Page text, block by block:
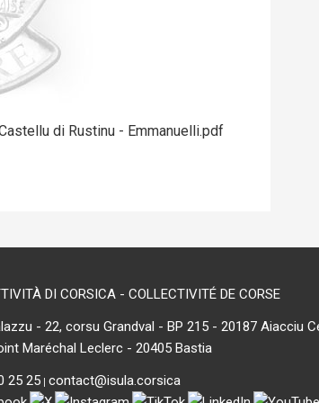
di Rustinu - Emmanuelli.pdf
DI CORSICA - COLLECTIVITÉ DE CORSE
- 22, corsu Grandval - BP 215 - 20187 Aiacciu
Maréchal Leclerc - 20405 Bastia
25 25 | contact@isula.corsica